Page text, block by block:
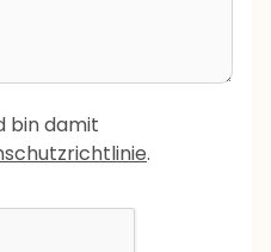
bin damit
.